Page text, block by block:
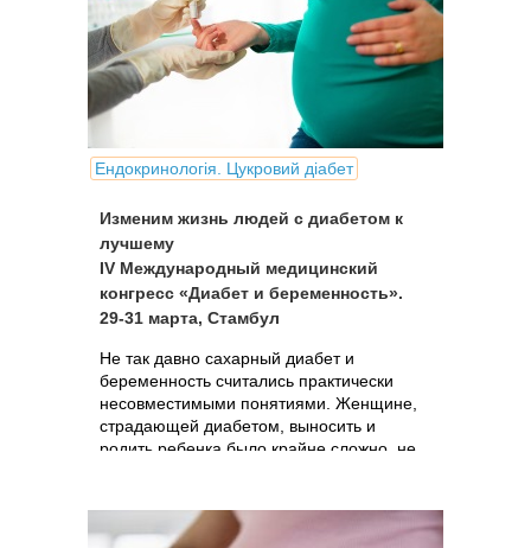
Ендокринологія. Цукровий діабет
Изменим жизнь людей с диабетом к
лучшему
IV Международный медицинский
конгресс «Диабет и беременность».
29-31 марта, Стамбул
Не так давно сахарный диабет и
беременность считались практически
несовместимыми понятиями. Женщине,
страдающей диабетом, выносить и
родить ребенка было крайне сложно, не